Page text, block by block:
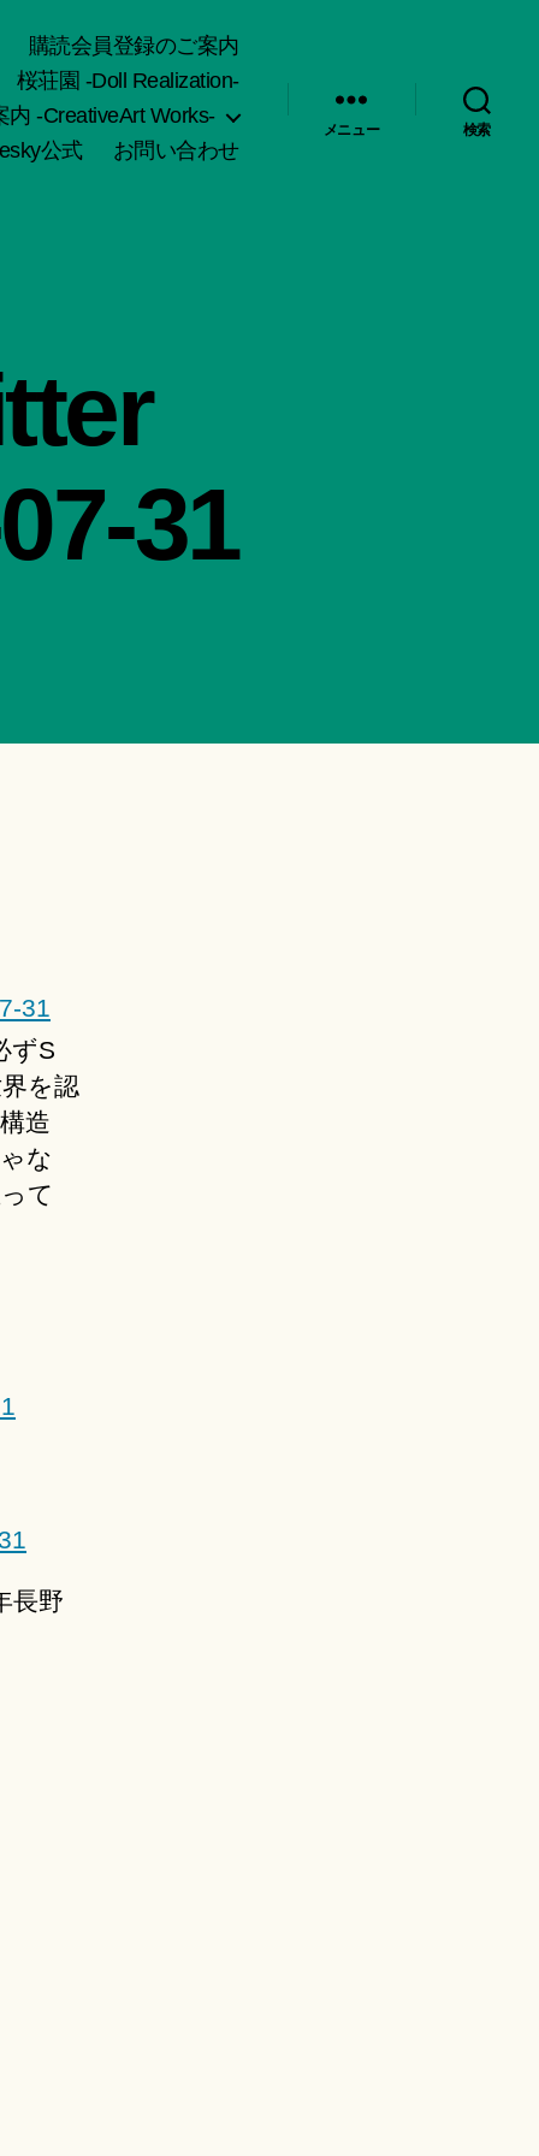
購読会員登録のご案内
桜荘園 -Doll Realization-
内 -CreativeArt Works-
公式
お問い合わせ
メニュー 検索
31
31
ずS
を認
造
な
て
長野